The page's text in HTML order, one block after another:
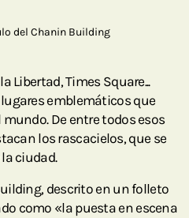
del Chanin Building
Libertad, Times Square...
emblemáticos que
De entre todos esos
los rascacielos, que se
ciudad.
descrito en un folleto
como «la puesta en escena